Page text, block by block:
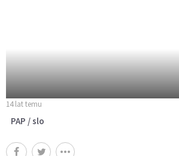
14 lat temu
PAP / slo